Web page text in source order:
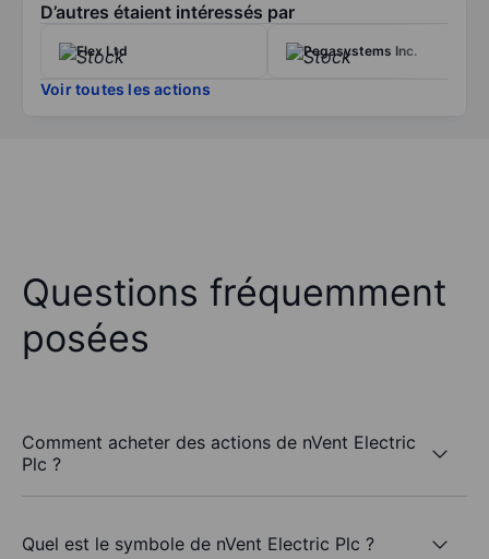
D’autres étaient intéressés par
Flex Ltd Pegasystems Inc.
Voir toutes les actions
Questions fréquemment
posées
Comment acheter des actions de nVent Electric
Plc ?
Quel est le symbole de nVent Electric Plc ?